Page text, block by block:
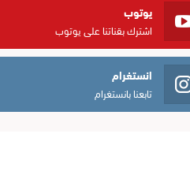
يوتوب
اشترك بقناتنا على يوتوب
انستغرام
تابعنا بانستغرام